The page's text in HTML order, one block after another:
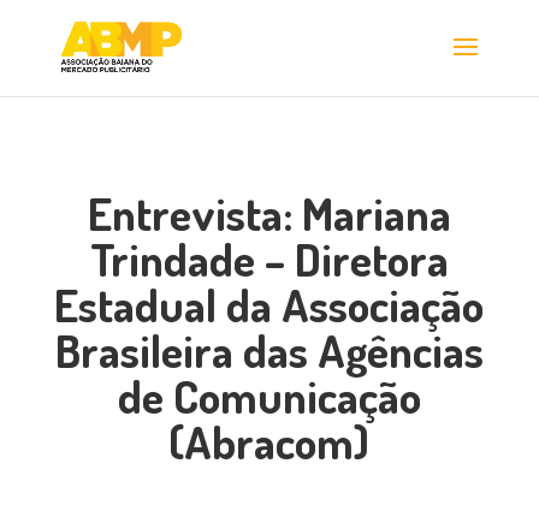
Entrevista: Mariana
Trindade – Diretora
Estadual da Associação
Brasileira das Agências
de Comunicação
(Abracom)